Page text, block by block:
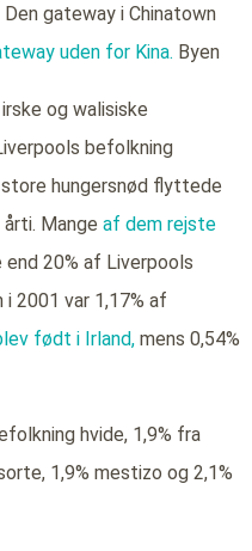
gateway i Chinatown
uden for Kina. Byen
og walisiske
befolkning
hungersnød flyttede
Mange af dem rejste
end 20% af Liverpools
2001 var 1,17% af
født i Irland, mens 0,54%
hvide, 1,9% fra
1,9% mestizo og 2,1%